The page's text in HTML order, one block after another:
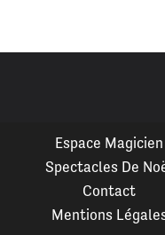
Espace Magicien
Spectacles De
Contact
Mentions